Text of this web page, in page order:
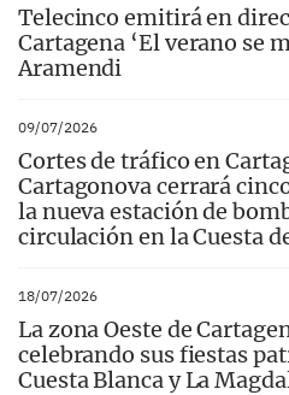
Telecinco emitirá en
Cartagena ‘El verano se
Aramendi
09/07/2026
Cortes de tráfico en
Cartagonova cerrará
la nueva estación de
circulación en la Cuesta
18/07/2026
La zona Oeste de
celebrando sus fiestas
Cuesta Blanca y La